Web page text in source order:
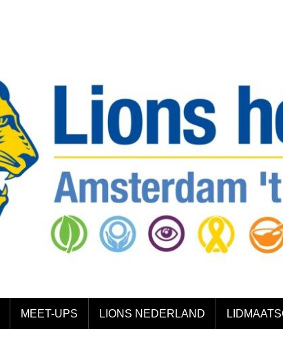
MEET-UPS LIONS NEDERLAND